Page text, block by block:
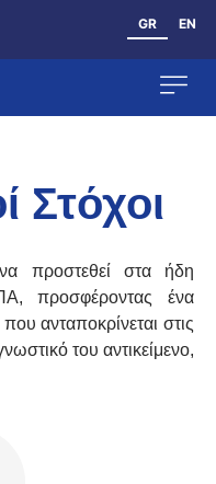
GR EN
Στόχοι
προστεθεί στα ήδη
προσφέροντας ένα
ανταποκρίνεται στις
του αντικείμενο,